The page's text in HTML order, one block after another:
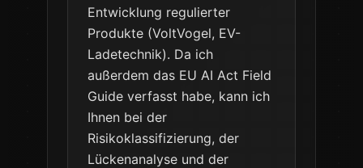
Entwicklung regulierter
Produkte (VoltVogel, EV-
Ladetechnik). Da ich
außerdem das EU AI Act Field
Guide verfasst habe, kann ich
Ihnen bei der
Risikoklassifizierung, der
Lückenanalyse und der